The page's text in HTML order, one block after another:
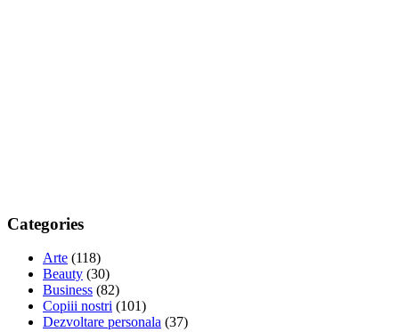
Categories
Arte (118)
Beauty (30)
Business (82)
Copiii nostri (101)
Dezvoltare personala (37)